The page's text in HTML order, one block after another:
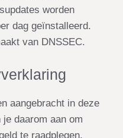
worden
dag geïnstalleerd.
van DNSSEC.
aangebracht in deze
daarom aan om
te raadplegen.